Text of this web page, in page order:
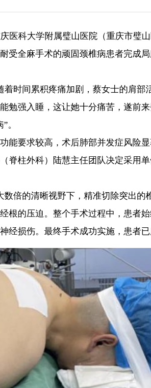
医科大学附属璧山医院（重庆市璧
受全麻手术的顽固颈椎病患者完成
时间累积疼痛加剧，蔡女士的肩部
勉强入睡，这让她十分痛苦，遂前
。
能要求较高，术后肺部并发症风险
脊柱外科）陆慧主任团队决定采用
倍的清晰视野下，精准切除突出的
根的压迫。整个手术过程中，患者始
经损伤。最终手术成功实施，患者已